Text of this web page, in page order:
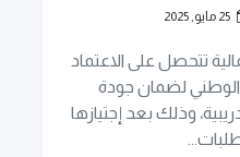
25 مايو, 2025
تتحصل على الاعتماد
لضمان جودة
وذلك بعد إجتيازها